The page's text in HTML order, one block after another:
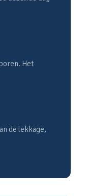
Het
de lekkage,